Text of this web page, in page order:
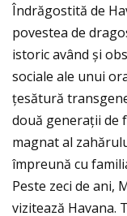
Îndrăgostită de
povestea de
istoric având și
sociale ale unui
ţesătură
două generaţii de
magnat al
împreună cu
Peste zeci de ani,
vizitează Havana.